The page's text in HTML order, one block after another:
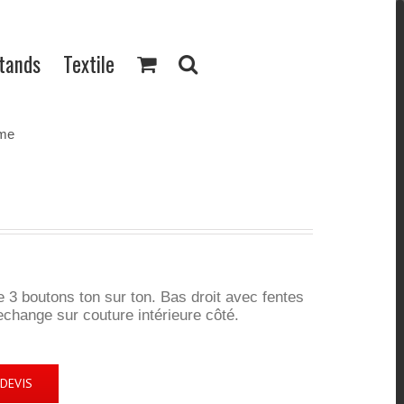
Textile
3 boutons ton sur ton. Bas droit avec fentes
sur couture intérieure côté.